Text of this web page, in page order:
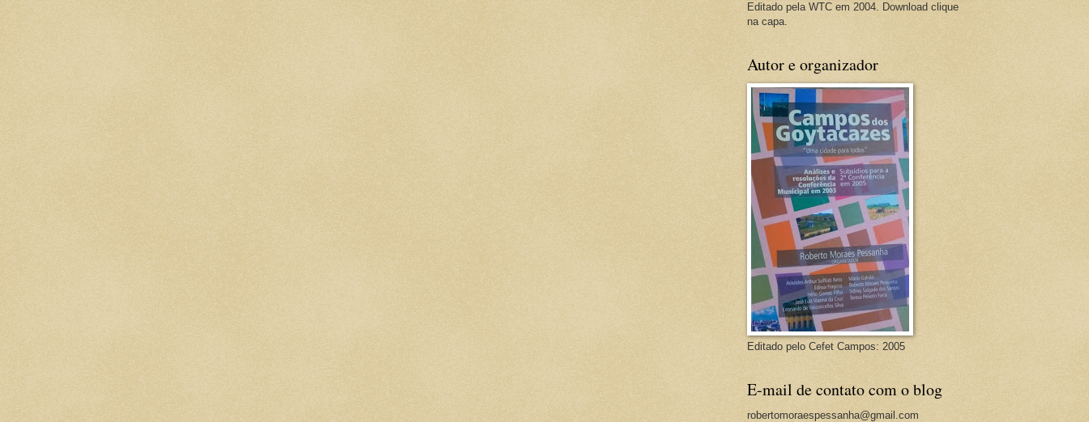
Editado pela WTC em 2004. Download clique
na capa.
Autor e organizador
Editado pelo Cefet Campos: 2005
E-mail de contato com o blog
robertomoraespessanha@gmail.com